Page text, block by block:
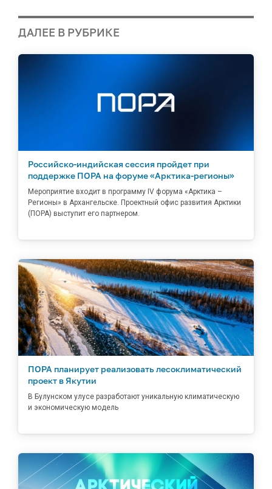
ДАЛЕЕ В РУБРИКЕ
Российско-индийская сессия пройдет при
поддержке ПОРА на форуме «Арктика-регионы»
Мероприятие входит в программу IV форума «Арктика –
Регионы» в Архангельске. Проектный офис развития Арктики
(ПОРА) выступит его партнером.
ПОРА планирует реализовать лесоклиматический
проект в Якутии
В Булунском улусе разработают уникальную климатическую
и экономическую модель